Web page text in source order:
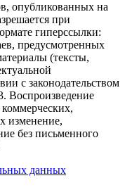
опубликованных на
при
гиперссылки:
предусмотренных
(тексты,
с законодательством
Воспроизведение
изменение,
без письменного
данных